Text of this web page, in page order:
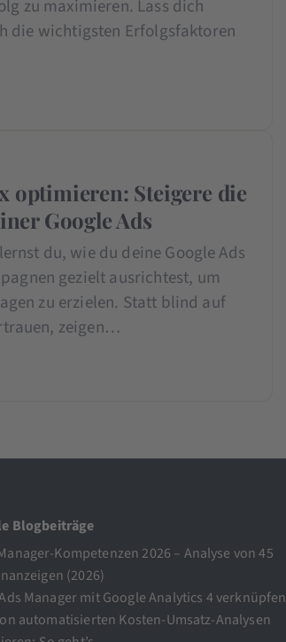
zu maximieren. Lass dich
die wichtigsten Erfolgsfaktoren
optimieren: Steigere die
Google Ads
du, wie du deine Google Ads
gezielt ausrichtest, um
zu erzielen. Statt blind auf
zeigen…
Blogbeiträge
Kompetenzen 2026 – Analyse von 45
(2026)
Manager mit Google Analytics 4 verknüpfen
automatisierten Kosten-Umsatz-Analysen